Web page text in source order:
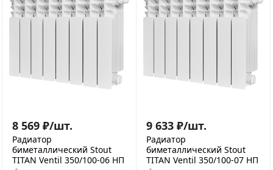
8 569 ₽/шт.
Радиатор
биметаллический Stout
TITAN Ventil 350/100-06 НП
9 633 ₽/шт.
Радиатор
биметаллический Stout
TITAN Ventil 350/100-07 НП